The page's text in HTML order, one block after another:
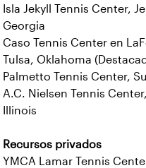
Isla Jekyll Tennis Center,
Georgia
Caso Tennis Center en
Tulsa, Oklahoma
Palmetto Tennis Center,
A.C. Nielsen Tennis
Illinois
Recursos privados
YMCA Lamar Tennis